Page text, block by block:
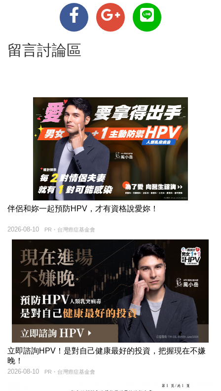
留言討論區
伴侶和妳一起預防HPV，才有資格說愛妳！
PR・台灣癌症基金會
2026-08-10
立即諮詢HPV！是對自己健康最好的投資，把握現在不嫌
晚！
PR・台灣癌症基金會
2026-08-10